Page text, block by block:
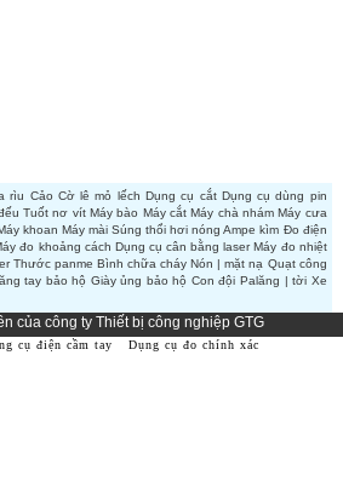
rìu Cảo Cờ lê mỏ lếch Dụng cụ cắt Dụng cụ dùng pin
Tuốt nơ vít Máy bào Máy cắt Máy chà nhám Máy cưa
khoan Máy mài Súng thổi hơi nóng Ampe kìm Đo điện
đo khoảng cách Dụng cụ cân bằng laser Máy đo nhiệt
Thước panme Bình chữa cháy Nón | mặt nạ Quạt công
tay bảo hộ Giày ủng bảo hộ Con đội Palăng | tời Xe
của công ty Thiết bị công nghiệp GTG
cụ điện cầm tay Dụng cụ đo chính xác